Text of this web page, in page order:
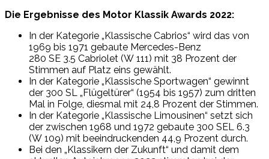
Die Ergebnisse des Motor Klassik Awards 2022:
In der Kategorie „Klassische Cabrios“ wird das von
1969 bis 1971 gebaute Mercedes-Benz
280 SE 3.5 Cabriolet (W 111) mit 38 Prozent der
Stimmen auf Platz eins gewählt.
In der Kategorie „Klassische Sportwagen“ gewinnt
der 300 SL „Flügeltürer“ (1954 bis 1957) zum dritten
Mal in Folge, diesmal mit 24,8 Prozent der Stimmen.
In der Kategorie „Klassische Limousinen“ setzt sich
der zwischen 1968 und 1972 gebaute 300 SEL 6.3
(W 109) mit beeindruckenden 44,9 Prozent durch.
Bei den „Klassikern der Zukunft“ und damit dem